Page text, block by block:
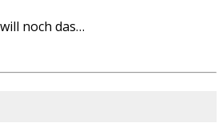
noch das…